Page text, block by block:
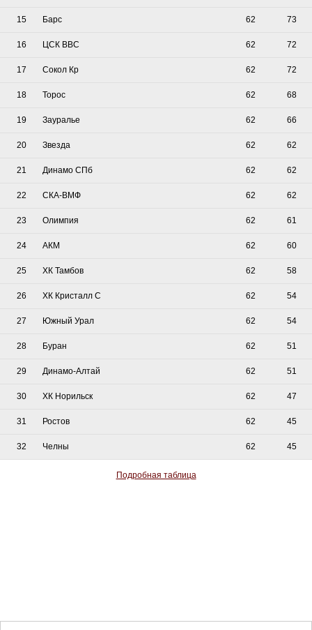
15 Барс 62 73
16 ЦСК ВВС 62 72
17 Сокол Кр 62 72
18 Торос 62 68
19 Зауралье 62 66
20 Звезда 62 62
21 Динамо СПб 62 62
22 СКА-ВМФ 62 62
23 Олимпия 62 61
24 АКМ 62 60
25 ХК Тамбов 62 58
26 ХК Кристалл С 62 54
27 Южный Урал 62 54
28 Буран 62 51
29 Динамо-Алтай 62 51
30 ХК Норильск 62 47
31 Ростов 62 45
32 Челны 62 45
Подробная таблица